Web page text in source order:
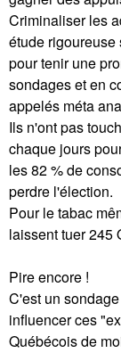
Criminaliser les
étude
pour tenir une
sondages et en
appelés méta
Ils n'ont pas
chaque jours
les 82 % de
perdre l'élection.
Pour le tabac
laissent tuer 245
Pire encore !
C'est un
influencer ces
Québécois de